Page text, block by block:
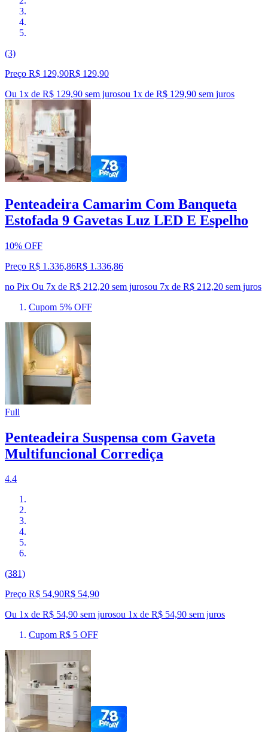
(3)
Preço R$ 129,90R$ 129,90
Ou 1x de R$ 129,90 sem jurosou 1x de R$ 129,90 sem juros
Penteadeira Camarim Com Banqueta
Estofada 9 Gavetas Luz LED E Espelho
10% OFF
Preço R$ 1.336,86R$ 1.336,86
no Pix Ou 7x de R$ 212,20 sem jurosou 7x de R$ 212,20 sem juros
Cupom 5% OFF
Full
Penteadeira Suspensa com Gaveta
Multifuncional Corrediça
4.4
(381)
Preço R$ 54,90R$ 54,90
Ou 1x de R$ 54,90 sem jurosou 1x de R$ 54,90 sem juros
Cupom R$ 5 OFF